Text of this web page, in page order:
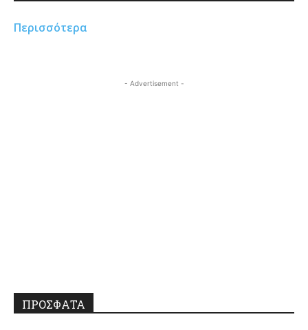
Περισσότερα
- Advertisement -
ΠΡΟΣΦΑΤΑ